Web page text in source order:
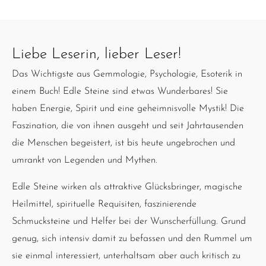
Liebe Leserin, lieber Leser!
Das Wichtigste aus Gemmologie, Psychologie, Esoterik in
einem Buch! Edle Steine sind etwas Wunderbares! Sie
haben Energie, Spirit und eine geheimnisvolle Mystik! Die
Faszination, die von ihnen ausgeht und seit Jahrtausenden
die Menschen begeistert, ist bis heute ungebrochen und
umrankt von Legenden und Mythen.
Edle Steine wirken als attraktive Glücksbringer, magische
Heilmittel, spirituelle Requisiten, faszinierende
Schmucksteine und Helfer bei der Wunscherfüllung. Grund
genug, sich intensiv damit zu befassen und den Rummel um
sie einmal interessiert, unterhaltsam aber auch kritisch zu